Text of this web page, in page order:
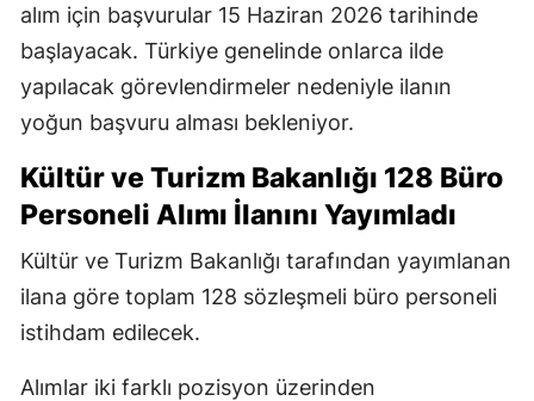
alım için başvurular 15 Haziran 2026 tarihinde
başlayacak. Türkiye genelinde onlarca ilde
yapılacak görevlendirmeler nedeniyle ilanın
yoğun başvuru alması bekleniyor.
Kültür ve Turizm Bakanlığı 128 Büro
Personeli Alımı İlanını Yayımladı
Kültür ve Turizm Bakanlığı tarafından yayımlanan
ilana göre toplam 128 sözleşmeli büro personeli
istihdam edilecek.
Alımlar iki farklı pozisyon üzerinden